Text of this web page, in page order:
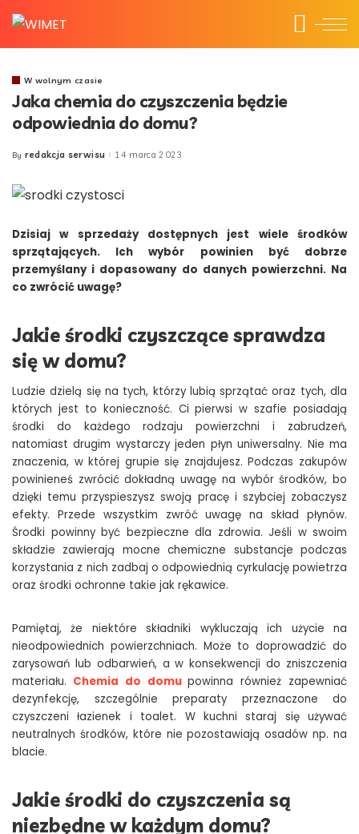
W wolnym czasie
Jaka chemia do czyszczenia będzie
odpowiednia do domu?
Posted
By redakcja serwisu 14 marca 2023
Dzisiaj w sprzedaży dostępnych jest wiele środków
sprzątających. Ich wybór powinien być dobrze
przemyślany i dopasowany do danych powierzchni. Na
co zwrócić uwagę?
Jakie środki czyszczące sprawdza
się w domu?
Ludzie dzielą się na tych, którzy lubią sprzątać oraz tych, dla
których jest to konieczność. Ci pierwsi w szafie posiadają
środki do każdego rodzaju powierzchni i zabrudzeń,
natomiast drugim wystarczy jeden płyn uniwersalny. Nie ma
znaczenia, w której grupie się znajdujesz. Podczas zakupów
powinieneś zwrócić dokładną uwagę na wybór środków, bo
dzięki temu przyspieszysz swoją pracę i szybciej zobaczysz
efekty. Przede wszystkim zwróć uwagę na skład płynów.
Środki powinny być bezpieczne dla zdrowia. Jeśli w swoim
składzie zawierają mocne chemiczne substancje podczas
korzystania z nich zadbaj o odpowiednią cyrkulację powietrza
oraz środki ochronne takie jak rękawice.
Pamiętaj, że niektóre składniki wykluczają ich użycie na
nieodpowiednich powierzchniach. Może to doprowadzić do
zarysowań lub odbarwień, a w konsekwencji do zniszczenia
materiału. Chemia do domu powinna również zapewniać
dezynfekcję, szczególnie preparaty przeznaczone do
czyszczeni łazienek i toalet. W kuchni staraj się używać
neutralnych środków, które nie pozostawiają osadów np. na
blacie.
Jakie środki do czyszczenia są
niezbędne w każdym domu?